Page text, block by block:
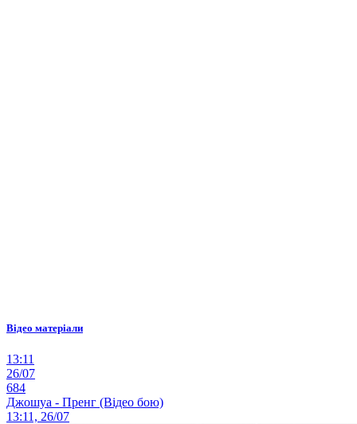
Відео матеріали
13:11
26/07
684
Джошуа - Пренг (Відео бою)
13:11, 26/07